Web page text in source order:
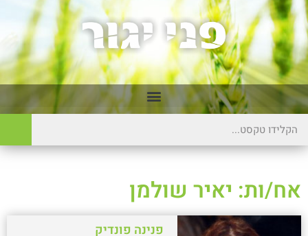
אח/ות: יאיר שולמן
פנינה פונדיק